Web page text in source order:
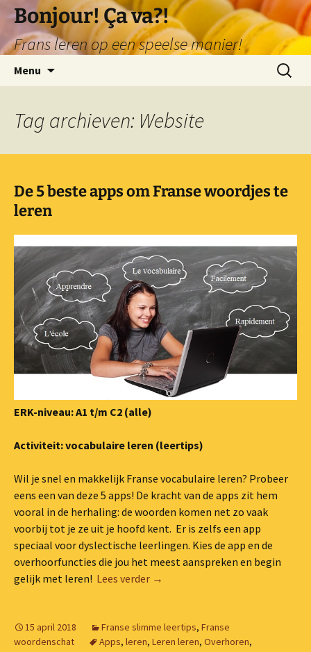
naar
de
inhoud
Bonjour! Ça va?!
Frans leren op een speelse manier!
Menu
Zoeken
naar:
Tag archieven: Website
De 5 beste apps om Franse woordjes te
leren
ERK-niveau: A1 t/m C2 (alle)
Activiteit: vocabulaire leren (leertips)
Wil je snel en makkelijk Franse vocabulaire leren? Probeer
eens een van deze 5 apps! De kracht van de apps zit hem
vooral in de herhaling: de woorden komen net zo vaak
voorbij tot je ze uit je hoofd kent. Er is zelfs een app
speciaal voor dyslectische leerlingen. Kies de app en de
overhoorfuncties die jou het meest aanspreken en begin
gelijk met leren! Lees verder De 5 beste apps om Franse
→
15 april 2018 Franse slimme leertips, Franse
woordenschat
Apps, leren, Leren leren, Overhoren,